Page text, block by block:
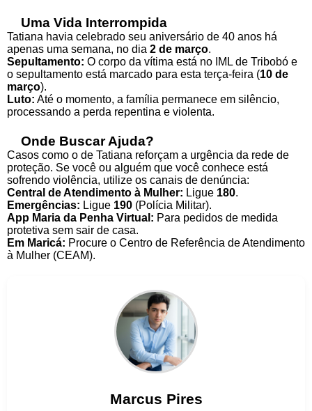
Uma Vida Interrompida
Tatiana havia celebrado seu aniversário de 40 anos há
apenas uma semana, no dia 2 de março.
Sepultamento: O corpo da vítima está no IML de Tribobó e
o sepultamento está marcado para esta terça-feira (10 de
março).
Luto: Até o momento, a família permanece em silêncio,
processando a perda repentina e violenta.
Onde Buscar Ajuda?
Casos como o de Tatiana reforçam a urgência da rede de
proteção. Se você ou alguém que você conhece está
sofrendo violência, utilize os canais de denúncia:
Central de Atendimento à Mulher: Ligue 180.
Emergências: Ligue 190 (Polícia Militar).
App Maria da Penha Virtual: Para pedidos de medida
protetiva sem sair de casa.
Em Maricá: Procure o Centro de Referência de Atendimento
à Mulher (CEAM).
Marcus Pires